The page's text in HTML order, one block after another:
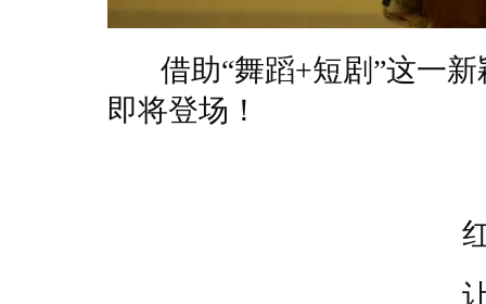
借助“舞蹈+短剧”这一新
即将登场！